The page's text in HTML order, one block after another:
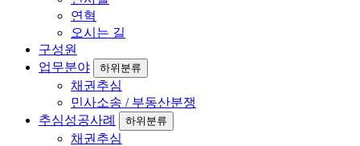
연혁
오시는 길
구성원
업무분야
하위분류
채권추심
민사소송 / 부동산분쟁
추심성공사례
하위분류
채권추심